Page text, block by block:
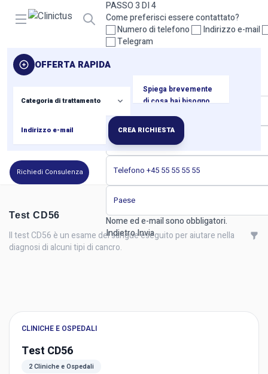
Open menu
PASSO 3 DI 4
Come preferisci essere contattato?
Numero di telefono
Indirizzo e-mail
Telegram
Indietro
I tuoi dati di contatto
Nome ed e-mail sono obbligatori.
IndietroInvia
OFFERTA RAPIDA
CREA RICHIESTA
Richiedi Consulenza
Test CD56
Il test CD56 è un esame del sangue eseguito per aiutare nella
diagnosi di alcuni tipi di cancro.
CLINICHE E OSPEDALI
Test CD56
2 Cliniche e Ospedali